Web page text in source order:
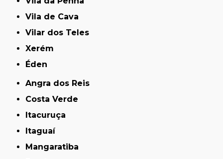
Vila de Cava
Vilar dos Teles
Xerém
Éden
Angra dos Reis
Costa Verde
Itacuruça
Itaguaí
Mangaratiba